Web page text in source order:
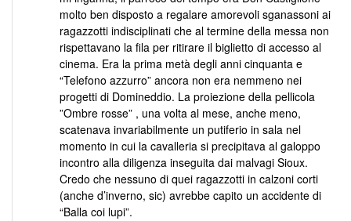
molto ben disposto a regalare amorevoli sganassoni ai
ragazzotti indisciplinati che al termine della messa non
rispettavano la fila per ritirare il biglietto di accesso al
cinema. Era la prima metà degli anni cinquanta e
“Telefono azzurro” ancora non era nemmeno nei
progetti di Domineddio. La proiezione della pellicola
”Ombre rosse” , una volta al mese, anche meno,
scatenava invariabilmente un putiferio in sala nel
momento in cui la cavalleria si precipitava al galoppo
incontro alla diligenza inseguita dai malvagi Sioux.
Credo che nessuno di quei ragazzotti in calzoni corti
(anche d’inverno, sic) avrebbe capito un accidente di
“Balla coi lupi”.